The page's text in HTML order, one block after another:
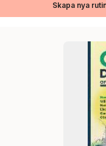
Skapa nya